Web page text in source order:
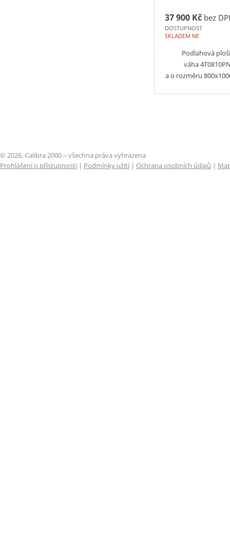
37 900 Kč bez
DOSTUPNOST
SKLADEM NE
Podlahová
váha
a o rozměru
© 2026, Calibra 2000 – všechna práva vyhrazena
Prohlášení o přístupnosti | Podmínky užití| Ochrana osobních údajů |